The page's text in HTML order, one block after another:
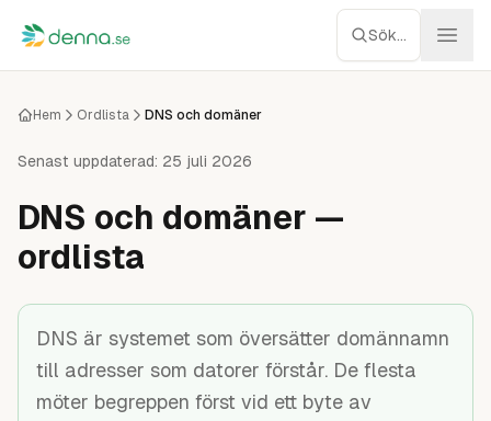
Hoppa till innehåll Sök...
Webbhotell
Managed WP
Servrar
Nätverk
Molnlagring
Recensioner
Hem Ordlista DNS och domäner
Senast uppdaterad: 25 juli 2026
DNS och domäner —
ordlista
DNS är systemet som översätter domännamn
till adresser som datorer förstår. De flesta
möter begreppen först vid ett byte av